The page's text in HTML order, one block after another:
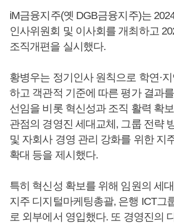
iM금융지주(옛 DGB금융지주)는
인사위원회 및 이사회를 개최하고
조직개편을 실시했다.
황병우는 정기인사 원칙으로 학연·
하고 객관적 기준에 따른 평가 결과
선임을 비롯 혁신성과 조직 활력 확
관점의 경영진 세대교체, 그룹 전략
및 자회사 경영 관리 강화를 위한 지
확대 등을 제시했다.
특히 혁신성 확보를 위해 임원의 세
지주 디지털마케팅총괄, 은행 ICT그
로 외부에서 영입했다. 또 경영진의